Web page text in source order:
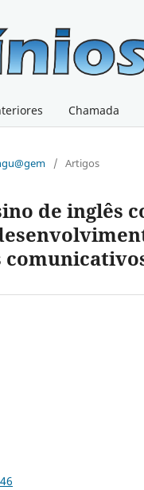
Chamada
/ Artigos
de inglês